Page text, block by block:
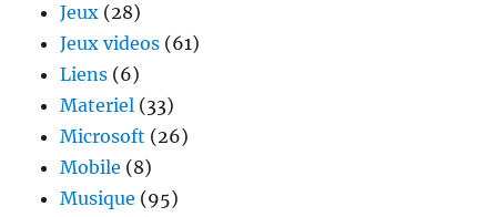
Jeux (28)
Jeux videos (61)
Liens (6)
Materiel (33)
Microsoft (26)
Mobile (8)
Musique (95)